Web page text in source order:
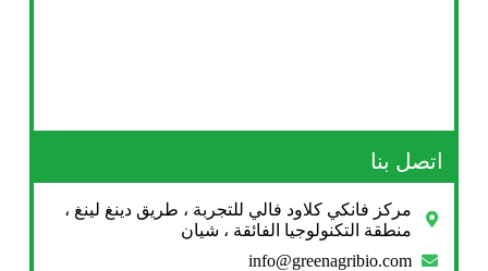
اتصل بنا
مركز فانكي كلاود فالي للتجربة ، طريق دينغ لينغ ،
منطقة التكنولوجيا الفائقة ، شيان
info@greenagribio.com